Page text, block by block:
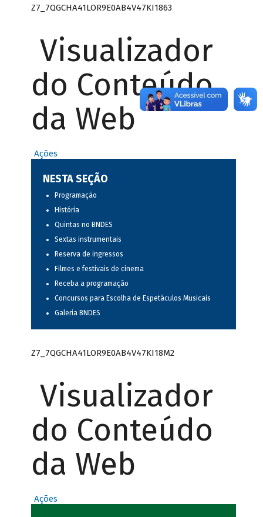
Z7_7QGCHA41LOR9E0AB4V47KI1863
Visualizador
do Conteúdo
da Web
Ações
NESTA SEÇÃO
Programação
História
Quintas no BNDES
Sextas instrumentais
Reserva de ingressos
Filmes e festivais de cinema
Receba a programação
Concursos para Escolha de Espetáculos Musicais
Galeria BNDES
Z7_7QGCHA41LOR9E0AB4V47KI18M2
Visualizador
do Conteúdo
da Web
Ações